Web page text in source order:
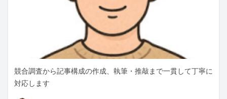
競合調査から記事構成の作成、執筆・推敲まで一貫して丁寧に
対応します